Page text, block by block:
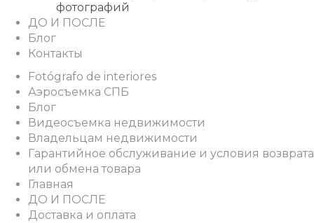
фотографий
ДО И ПОСЛЕ
Блог
Контакты
Fotógrafo de interiores
Аэросъемка СПБ
Блог
Видеосъемка недвижимости
Владельцам недвижимости
Гарантийное обслуживание и условия возврата
или обмена товара
Главная
ДО И ПОСЛЕ
Доставка и оплата